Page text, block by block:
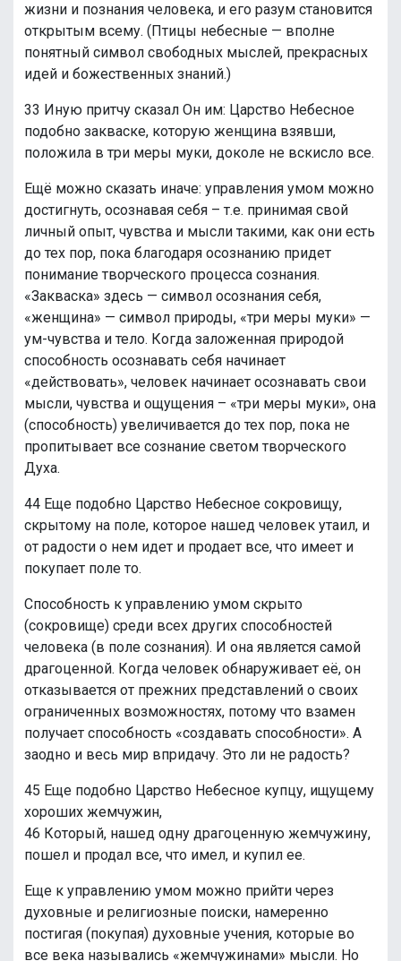
жизни и познания человека, и его разум становится
открытым всему. (Птицы небесные — вполне
понятный символ свободных мыслей, прекрасных
идей и божественных знаний.)
33 Иную притчу сказал Он им: Царство Небесное
подобно закваске, которую женщина взявши,
положила в три меры муки, доколе не вскисло все.
Ещё можно сказать иначе: управления умом можно
достигнуть, осознавая себя – т.е. принимая свой
личный опыт, чувства и мысли такими, как они есть
до тех пор, пока благодаря осознанию придет
понимание творческого процесса сознания.
«Закваска» здесь — символ осознания себя,
«женщина» — символ природы, «три меры муки» —
ум-чувства и тело. Когда заложенная природой
способность осознавать себя начинает
«действовать», человек начинает осознавать свои
мысли, чувства и ощущения – «три меры муки», она
(способность) увеличивается до тех пор, пока не
пропитывает все сознание светом творческого
Духа.
44 Еще подобно Царство Небесное сокровищу,
скрытому на поле, которое нашед человек утаил, и
от радости о нем идет и продает все, что имеет и
покупает поле то.
Способность к управлению умом скрыто
(сокровище) среди всех других способностей
человека (в поле сознания). И она является самой
драгоценной. Когда человек обнаруживает её, он
отказывается от прежних представлений о своих
ограниченных возможностях, потому что взамен
получает способность «создавать способности». А
заодно и весь мир впридачу. Это ли не радость?
45 Еще подобно Царство Небесное купцу, ищущему
хороших жемчужин,
46 Который, нашед одну драгоценную жемчужину,
пошел и продал все, что имел, и купил ее.
Еще к управлению умом можно прийти через
духовные и религиозные поиски, намеренно
постигая (покупая) духовные учения, которые во
все века назывались «жемчужинами» мысли. Но